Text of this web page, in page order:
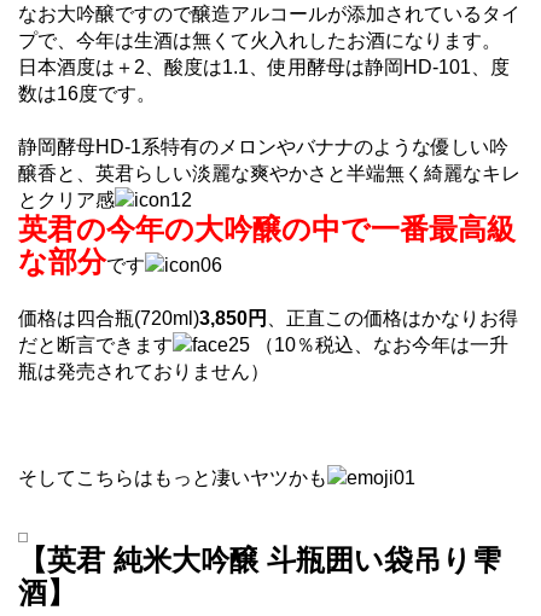
なお大吟醸ですので醸造アルコールが添加されているタイ
プで、今年は生酒は無くて火入れしたお酒になります。
日本酒度は＋2、酸度は1.1、使用酵母は静岡HD-101、度
数は16度です。
静岡酵母HD-1系特有のメロンやバナナのような優しい吟
醸香と、英君らしい淡麗な爽やかさと半端無く綺麗なキレ
とクリア感
英君の今年の大吟醸の中で一番最高級
な部分です
価格は四合瓶(720ml)3,850円
、正直この価格はかなりお得
だと断言できます
（10％税込、なお今年は一升
瓶は発売されておりません）
そしてこちらはもっと凄いヤツかも
【英君 純米大吟醸 斗瓶囲い袋吊り雫
酒】